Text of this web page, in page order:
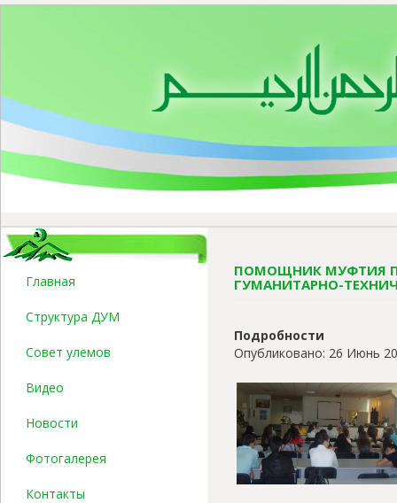
Главная
Структура ДУМ
Совет улемов
Видео
Новости
Фотогалерея
Контакты
ПОМОЩНИК МУФТИЯ
ГУМАНИТАРНО-
Подробности
Опубликовано: 26 Июнь